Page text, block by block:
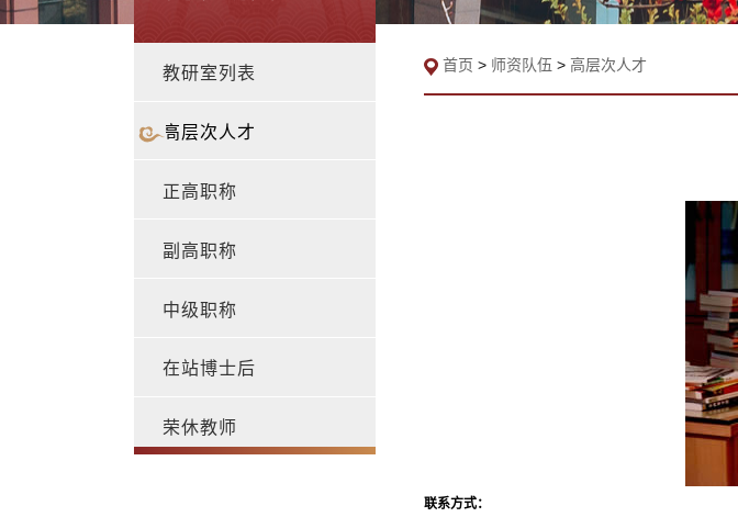
教研室列表
高层次人才
正高职称
副高职称
中级职称
在站博士后
荣休教师
首页 > 师资队伍 > 高层次人才
联系方式：